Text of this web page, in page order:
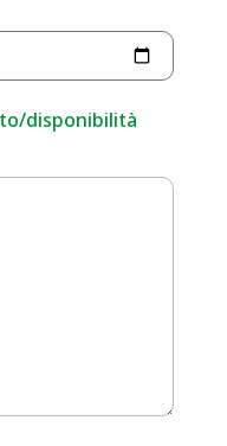
disponibilità